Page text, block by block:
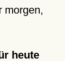
morgen,
heute